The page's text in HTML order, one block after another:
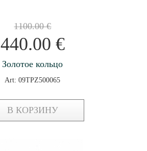
1100.00€
440.00 €
Золотое кольцо
Art: 09TPZ500065
В КОРЗИНУ